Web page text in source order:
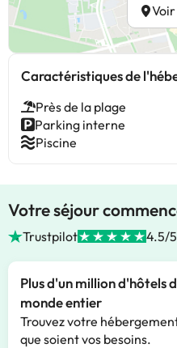
Caractéristiques de
Près de la plage
Parking interne
Piscine
Votre séjour
Trustpilot 4.5/5
Plus d'un million d'hôtels
monde entier
Trouvez votre
que soient vos besoins.